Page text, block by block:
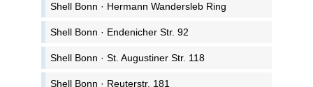
Shell Bonn · Hermann Wandersleb Ring
Shell Bonn · Endenicher Str. 92
Shell Bonn · St. Augustiner Str. 118
Shell Bonn · Reuterstr. 181